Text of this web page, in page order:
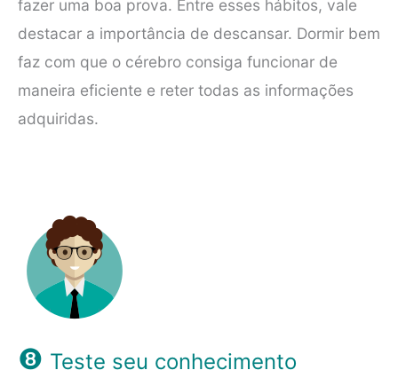
fazer uma boa prova. Entre esses hábitos, vale
destacar a importância de descansar. Dormir bem
faz com que o cérebro consiga funcionar de
maneira eficiente e reter todas as informações
adquiridas.
❽ Teste seu conhecimento